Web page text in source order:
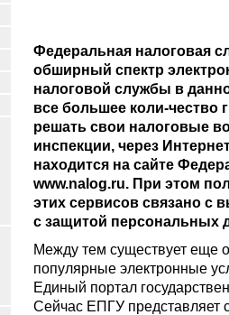
Федеральная налоговая
обширный спектр
налоговой службы в
все большее коли-чество
решать свои налоговые
инспекции, через
находится на сайте
www.nalog.ru. При этом
этих сервисов связано с
с защитой персональных
Между тем существует еще
популярные электронные
Единый портал
Сейчас ЕПГУ представляет